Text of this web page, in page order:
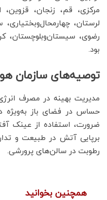
مرکزی، قم، زنجان، قزوین،
لرستان،
رضوی، سیستان‌وبلوچستان،
بود.
توصیه‌های سازمان
مدیریت بهینه در مصرف
حساس در فضای باز
ضرورت، استفاده از عینک
برپایی آتش در طبیعت و
رطوبت در سالن‌های پرورشی.
همچنین بخوانید